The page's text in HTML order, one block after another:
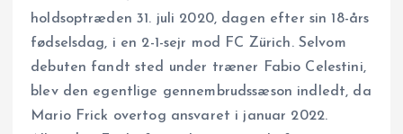
holdsoptræden 31. juli 2020, dagen efter sin 18-års
fødselsdag, i en 2-1-sejr mod FC Zürich. Selvom
debuten fandt sted under træner Fabio Celestini,
blev den egentlige gennembrudssæson indledt, da
Mario Frick overtog ansvaret i januar 2022.